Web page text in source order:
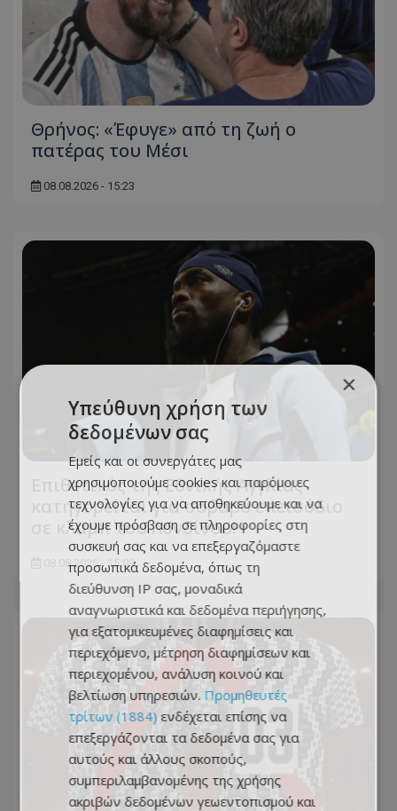
Θρήνος: «Έφυγε» από τη ζωή ο
πατέρας του Μέσι
08.08.2026 - 15:23
Επιθετικός της Εθνικής Αγγλίας
κατηγορείται για σοβαρό επεισόδιο
σε κλαμπ του Λονδίνου!
08.08.2026 - 15:09
×
Υπεύθυνη χρήση των
δεδομένων σας
Εμείς και οι συνεργάτες μας
χρησιμοποιούμε cookies και παρόμοιες
τεχνολογίες για να αποθηκεύουμε και να
έχουμε πρόσβαση σε πληροφορίες στη
συσκευή σας και να επεξεργαζόμαστε
προσωπικά δεδομένα, όπως τη
διεύθυνση IP σας, μοναδικά
αναγνωριστικά και δεδομένα περιήγησης,
για εξατομικευμένες διαφημίσεις και
περιεχόμενο, μέτρηση διαφημίσεων και
περιεχομένου, ανάλυση κοινού και
βελτίωση υπηρεσιών. Προμηθευτές
τρίτων (1884) ενδέχεται επίσης να
επεξεργάζονται τα δεδομένα σας για
αυτούς και άλλους σκοπούς,
συμπεριλαμβανομένης της χρήσης
ακριβών δεδομένων γεωεντοπισμού και